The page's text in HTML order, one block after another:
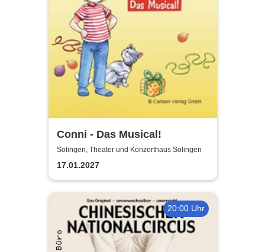
Conni - Das Musical!
Solingen, Theater und Konzerthaus Solingen
17.01.2027
20:00 Uhr